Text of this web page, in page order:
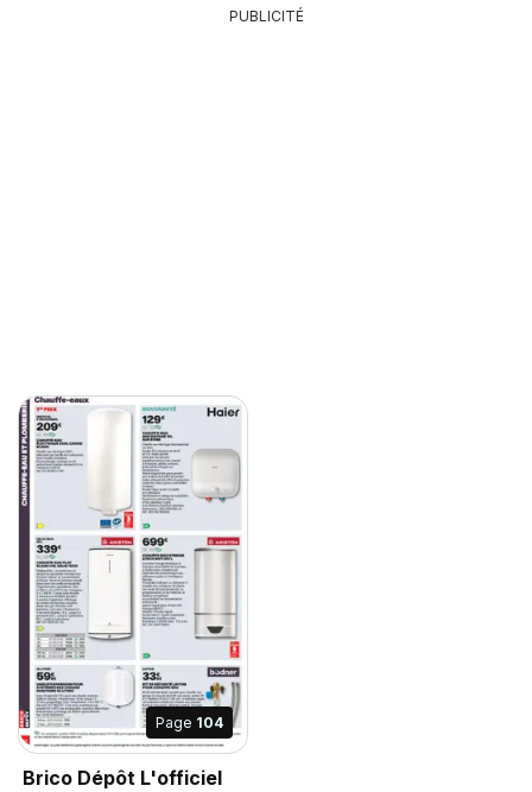
PUBLICITÉ
Page 104
Brico Dépôt L'officiel